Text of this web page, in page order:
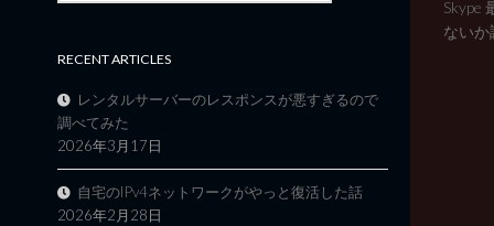
Skype
ないか
RECENT ARTICLES
レンタルサーバーのレスポンスが悪すぎるので
調べてみた
2026年3月17日
自宅のIPv4ネットワークがやっと復活した話
2026年2月28日